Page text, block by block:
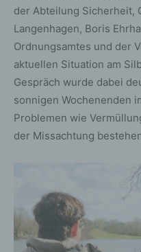
der Abteilung Sicherheit,
Langenhagen, Boris
Ordnungsamtes und der
aktuellen Situation am
Gespräch wurde dabei
sonnigen Wochenenden
Problemen wie
der Missachtung